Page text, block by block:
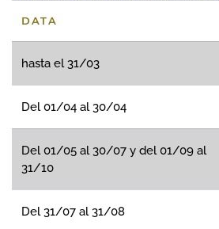
DATA
hasta el 31/03
Del 01/04 al 30/04
Del 01/05 al 30/07 y del 01/09 al
31/10
Del 31/07 al 31/08